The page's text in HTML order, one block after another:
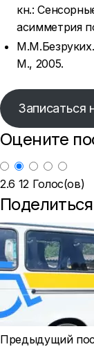
кн.:
асимметрия
М., 2005.
Записаться
Оцените
2.6 12 Голос(ов)
Поделиться
Предыдущий